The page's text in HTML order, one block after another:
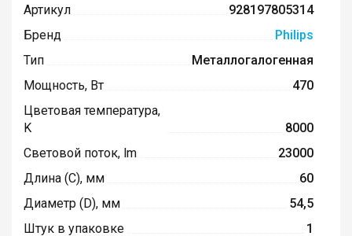
Артикул
928197805314
Бренд
Philips
Тип
Металлогалогенная
Мощность, Вт
470
Цветовая температура,
K
8000
Световой поток, lm
23000
Длина (C), мм
60
Диаметр (D), мм
54,5
Штук в упаковке
1